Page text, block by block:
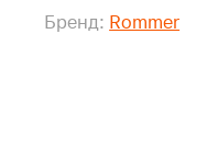
Бренд: Rommer